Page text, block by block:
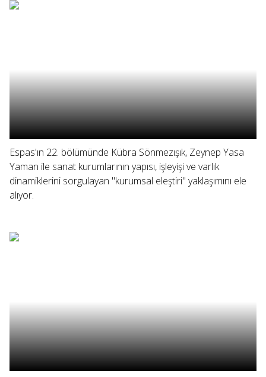
Espas'ın 22. bölümünde Kübra Sönmezışık, Zeynep Yasa
Yaman ile sanat kurumlarının yapısı, işleyişi ve varlık
dinamiklerini sorgulayan "kurumsal eleştiri" yaklaşımını ele
alıyor.